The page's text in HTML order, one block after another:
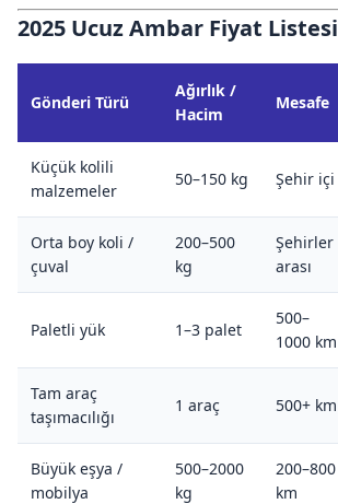
2025 Ucuz Ambar Fiyat Listesi
Gönderi Türü
Ağırlık /
Hacim
Mesafe
Küçük kolili
malzemeler
50–150 kg Şehir içi
Orta boy koli /
çuval
200–500
kg
Şehirler
arası
Paletli yük 1–3 palet
500–
1000 km
Tam araç
taşımacılığı
1 araç 500+ km
Büyük eşya /
mobilya
500–2000
kg
200–800
km